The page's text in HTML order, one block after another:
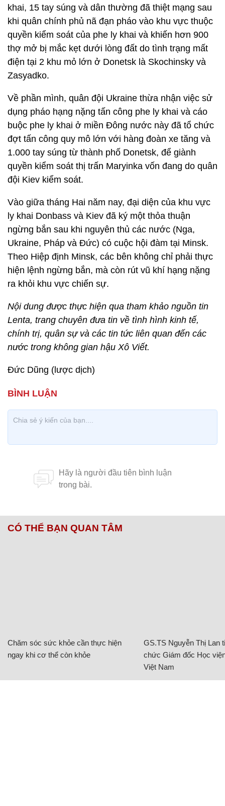
khai, 15 tay súng và dân thường đã thiệt mạng sau
khi quân chính phủ nã đạn pháo vào khu vực thuộc
quyền kiểm soát của phe ly khai và khiến hơn 900
thợ mở bị mắc kẹt dưới lòng đất do tình trạng mất
điện tại 2 khu mỏ lớn ở Donetsk là Skochinsky và
Zasyadko.
Về phần mình, quân đội Ukraine thừa nhận việc sử
dụng pháo hạng nặng tấn công phe ly khai và cáo
buộc phe ly khai ở miền Đông nước này đã tổ chức
đợt tấn công quy mô lớn với hàng đoàn xe tăng và
1.000 tay súng từ thành phố Donetsk, để giành
quyền kiểm soát thị trấn Maryinka vốn đang do quân
đội Kiev kiểm soát.
Vào giữa tháng Hai năm nay, đại diện của khu vực
ly khai Donbass và Kiev đã ký một thỏa thuận
ngừng bắn sau khi nguyên thủ các nước (Nga,
Ukraine, Pháp và Đức) có cuộc hội đàm tại Minsk.
Theo Hiệp định Minsk, các bên không chỉ phải thực
hiện lệnh ngừng bắn, mà còn rút vũ khí hạng nặng
ra khỏi khu vực chiến sự.
Nội dung được thực hiện qua tham khảo nguồn tin
Lenta, trang chuyên đưa tin về tình hình kinh tế,
chính trị, quân sự và các tin tức liên quan đến các
nước trong không gian hậu Xô Viết.
Đức Dũng (lược dịch)
CÓ THỂ BẠN QUAN TÂM
Chăm sóc sức khỏe cần thực hiện
ngay khi cơ thể còn khỏe
GS.TS Nguyễn Thị Lan
chức Giám đốc Học
Việt Nam